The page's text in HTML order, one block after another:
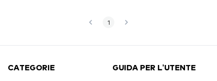
1
CATEGORIE GUIDA PER L'UTENTE